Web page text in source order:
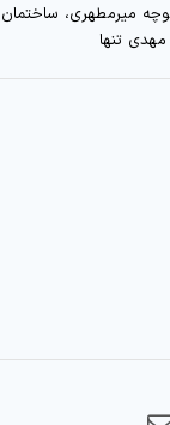
میرمطهری، ساختمان